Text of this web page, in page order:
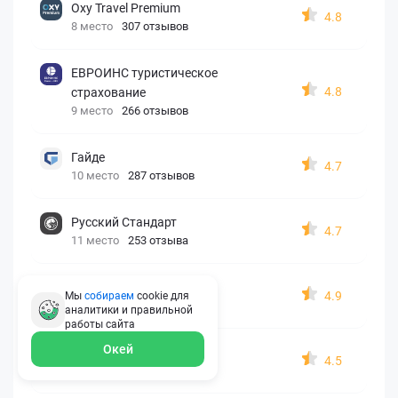
Oxy Travel Premium
8 место 307 отзывов
4.8
ЕВРОИНС туристическое
страхование
9 место 266 отзывов
4.8
Гайде
10 место 287 отзывов
4.7
Русский Стандарт
11 место 253 отзыва
4.7
12 место 162 отзыва
4.9
СберСтрахование
13 место 326 отзывов
4.5
Мы собираем cookie для
аналитики и правильной
работы сайта
Окей